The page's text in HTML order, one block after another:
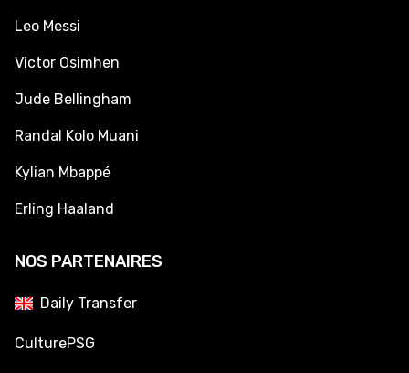
Leo Messi
Victor Osimhen
Jude Bellingham
Randal Kolo Muani
Kylian Mbappé
Erling Haaland
NOS PARTENAIRES
Daily Transfer
CulturePSG